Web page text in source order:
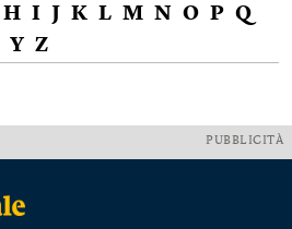
H I J K L M N O P Q
Y Z
PUBBLICITÀ